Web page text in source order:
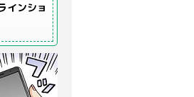
インショ